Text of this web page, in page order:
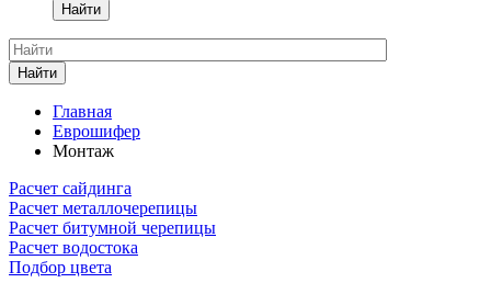
Найти
Найти
Главная
Еврошифер
Монтаж
Расчет сайдинга
Расчет металлочерепицы
Расчет битумной черепицы
Расчет водостока
Подбор цвета